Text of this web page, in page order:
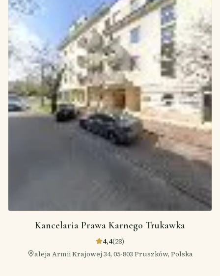
Kancelaria Prawa Karnego Trukawka
4,4(28)
aleja Armii Krajowej 34, 05-803 Pruszków, Polska